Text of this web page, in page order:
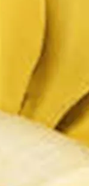
لا يقدم أي فوائد
الغذائية
الموز
قبل النوم